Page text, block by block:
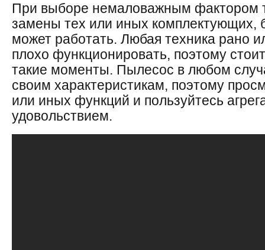
При выборе немаловажным фактором
замены тех или иных комплектующих,
может работать. Любая техника рано
плохо функционировать, поэтому
такие моменты. Пылесос в любом
своим характеристикам, поэтому
или иных функций и пользуйтесь
удовольствием.